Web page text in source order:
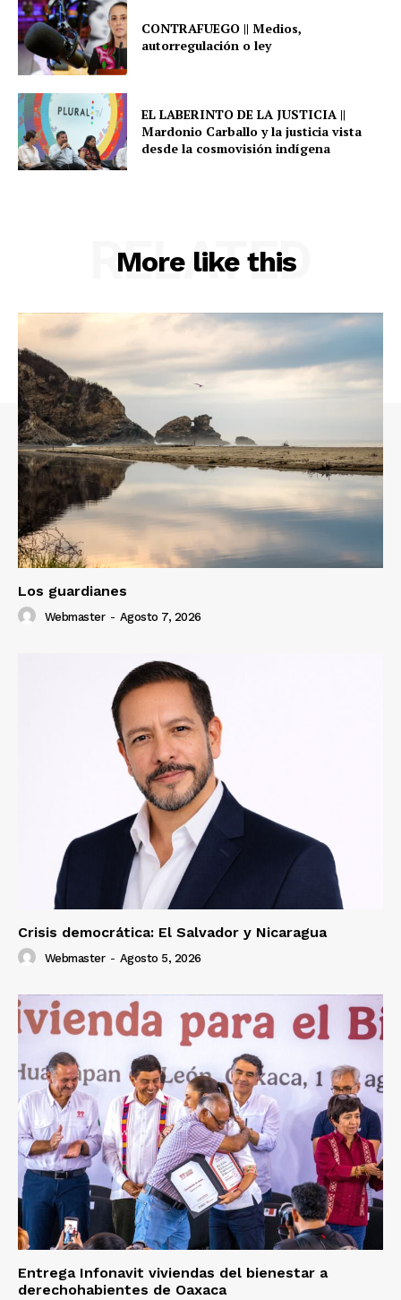
CONTRAFUEGO || Medios,
autorregulación o ley
EL LABERINTO DE LA JUSTICIA ||
Mardonio Carballo y la justicia vista
desde la cosmovisión indígena
More like this
RELATED
Los guardianes
Webmaster - Agosto 7, 2026
Crisis democrática: El Salvador y Nicaragua
Webmaster - Agosto 5, 2026
Entrega Infonavit viviendas del bienestar a
derechohabientes de Oaxaca